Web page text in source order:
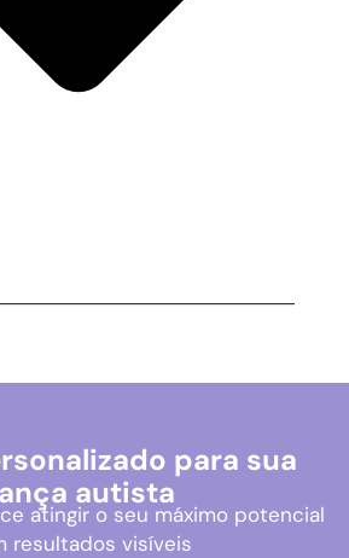
para sua
autista
atingir o seu máximo potencial
resultados visíveis